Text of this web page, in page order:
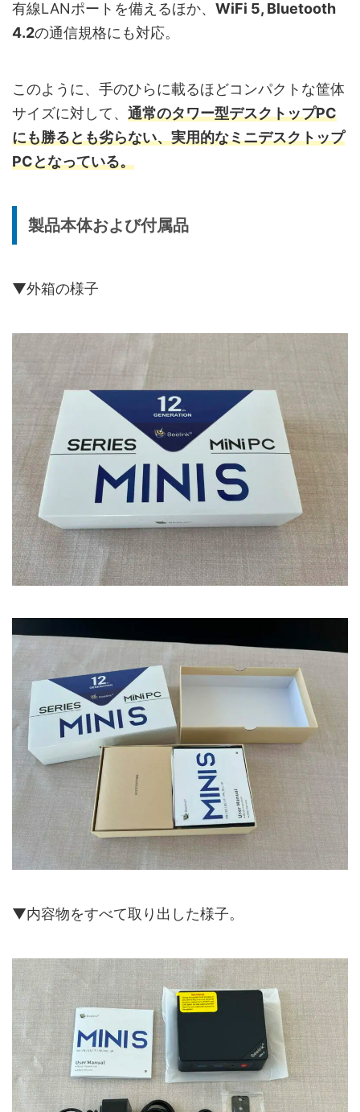
有線LANポートを備えるほか、 WiFi 5, Bluetooth
4.2の通信規格にも対応。
このように、手のひらに載るほどコンパクトな筐体
サイズに対して、 通常のタワー型デスクトップPC
にも勝るとも劣らない、実用的なミニデスクトップ
PCとなっている。
製品本体および付属品
▼外箱の様子
▼内容物をすべて取り出した様子。